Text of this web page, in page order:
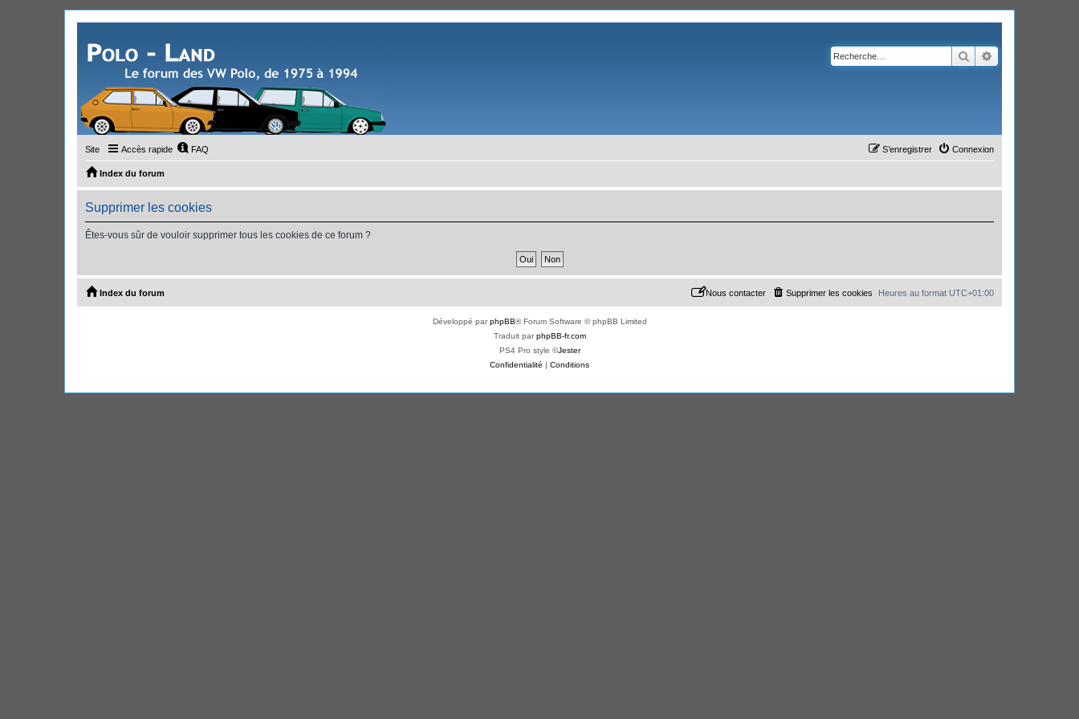
Rechercher
Site Accès rapide FAQ Connexion
S’enregistrer
Index du forum
Supprimer les cookies
Êtes-vous sûr de vouloir supprimer tous les cookies de ce forum ?
Index du forum Heures au format UTC+01:00
Supprimer les cookies
Nous contacter
Développé parphpBB® Forum Software © phpBB Limited
Traduit parphpBB-fr.com
PS4 Pro style ©Jester
Confidentialité | Conditions